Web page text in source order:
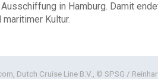
in Hamburg. Damit
Kultur.
Dutch Cruise Line B.V., © SPSG /